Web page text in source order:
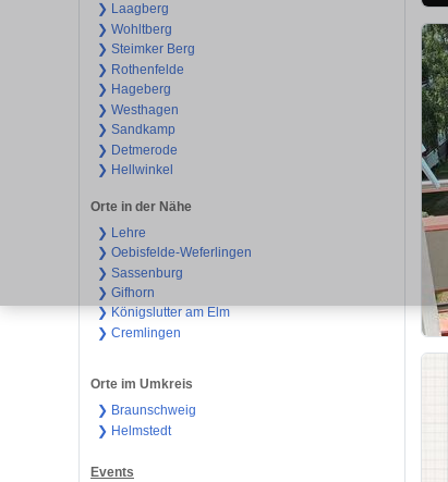
❯ Laagberg
❯ Wohltberg
❯ Steimker Berg
❯ Rothenfelde
❯ Hageberg
❯ Westhagen
❯ Sandkamp
❯ Detmerode
❯ Hellwinkel
Orte in der Nähe
❯ Lehre
❯ Oebisfelde-Weferlingen
❯ Sassenburg
❯ Gifhorn
❯ Königslutter am Elm
❯ Cremlingen
Orte im Umkreis
❯ Braunschweig
❯ Helmstedt
Events